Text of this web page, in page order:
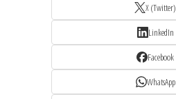
X (Twitter)
LinkedIn
Facebook
WhatsApp